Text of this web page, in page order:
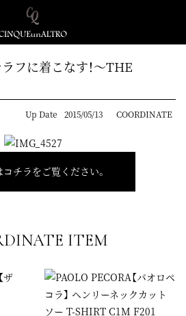
フに着こなす！～THE
Up Date 2015/05/13 COORDINATE
チラをご覧ください。
ITEM